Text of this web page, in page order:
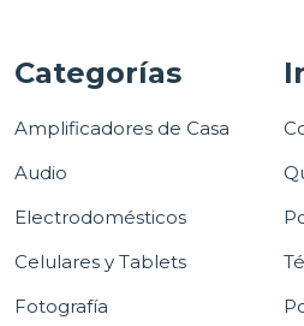
Categorías
Amplificadores de Casa
Audio
Electrodomésticos
Celulares y Tablets
Fotografía